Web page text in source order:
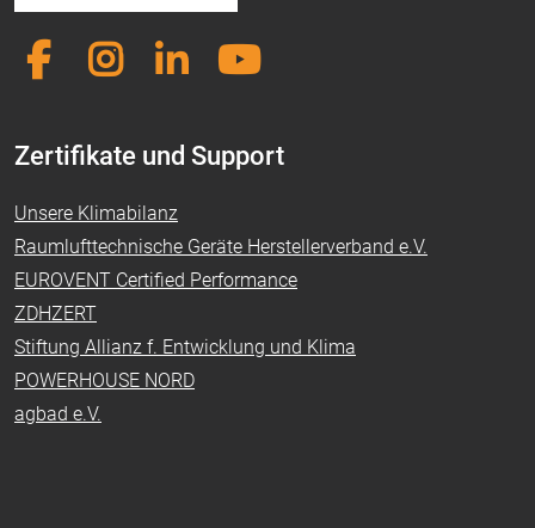
Zertifikate und Support
Unsere Klimabilanz
Raumlufttechnische Geräte Herstellerverband e.V.
EUROVENT Certified Performance
ZDHZERT
Stiftung Allianz f. Entwicklung und Klima
POWERHOUSE NORD
agbad e.V.